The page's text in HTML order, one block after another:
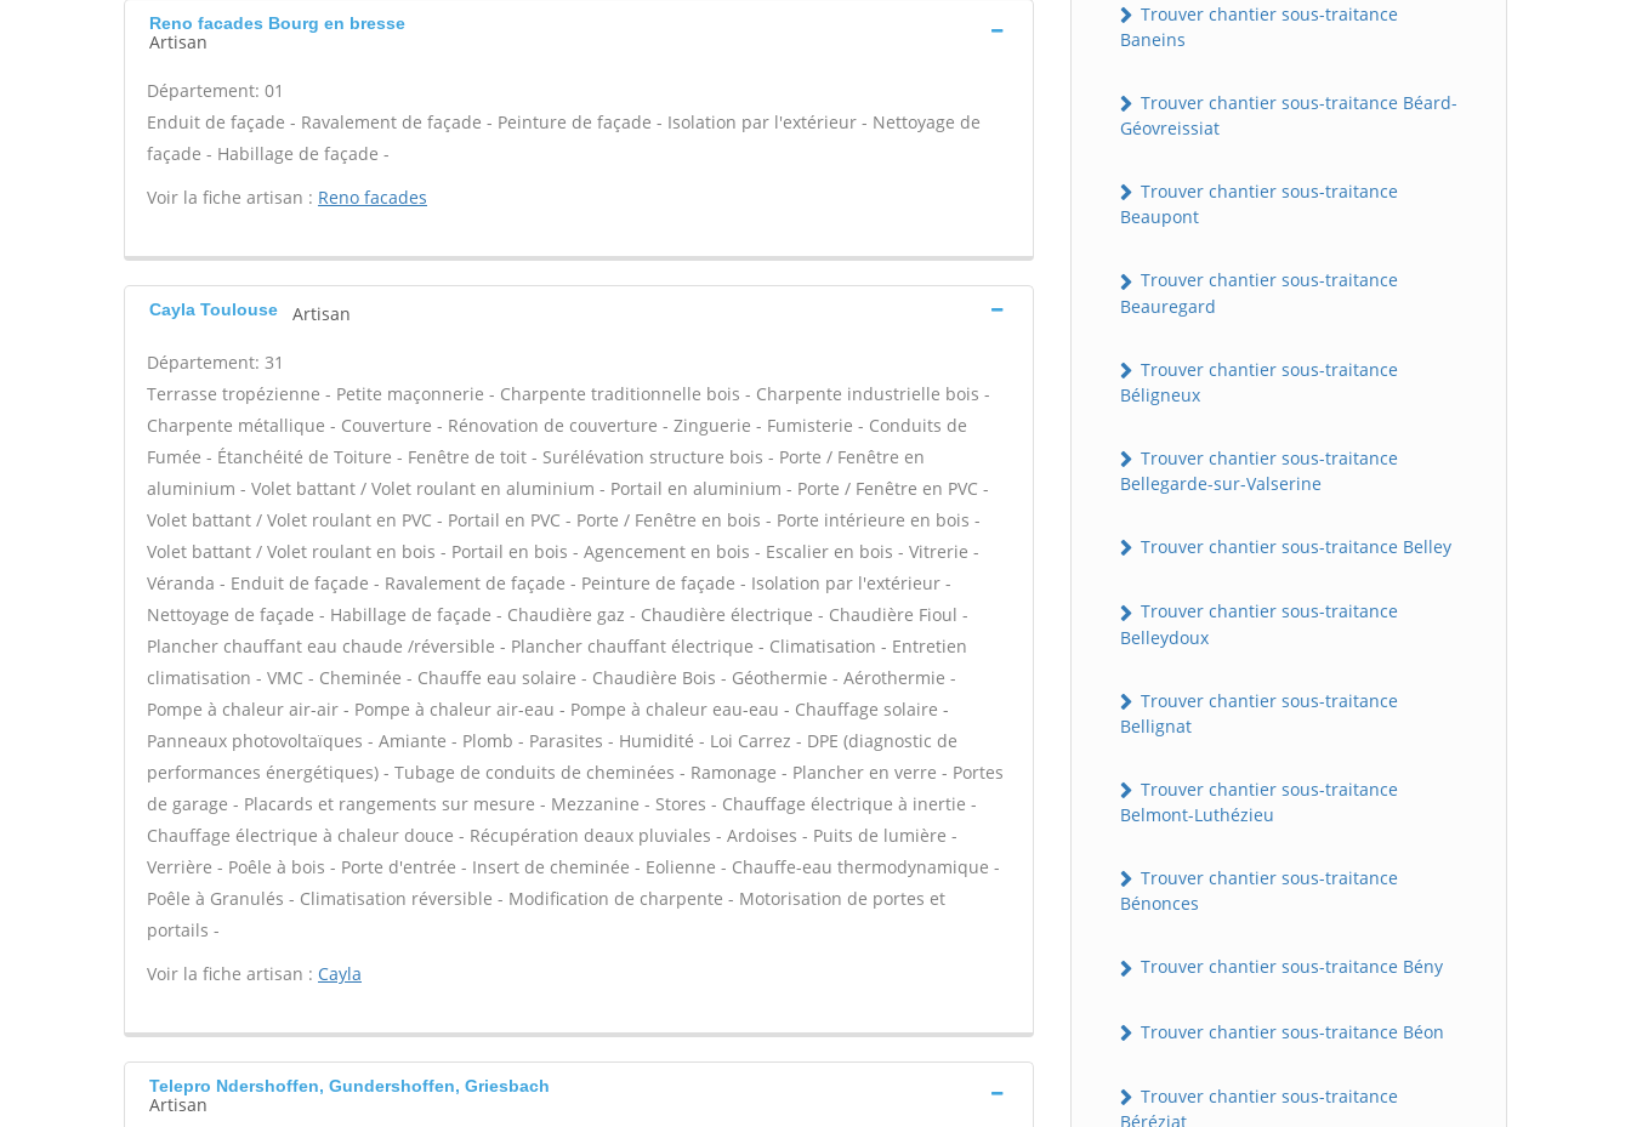
Reno facades Bourg en bresse
Artisan
Département: 01
Enduit de façade - Ravalement de façade - Peinture de façade - Isolation par l'extérieur - Nettoyage de
façade - Habillage de façade -
Voir la fiche artisan : Reno facades
Cayla Toulouse Artisan
Département: 31
Terrasse tropézienne - Petite maçonnerie - Charpente traditionnelle bois - Charpente industrielle bois -
Charpente métallique - Couverture - Rénovation de couverture - Zinguerie - Fumisterie - Conduits de
Fumée - Étanchéité de Toiture - Fenêtre de toit - Surélévation structure bois - Porte / Fenêtre en
aluminium - Volet battant / Volet roulant en aluminium - Portail en aluminium - Porte / Fenêtre en PVC -
Volet battant / Volet roulant en PVC - Portail en PVC - Porte / Fenêtre en bois - Porte intérieure en bois -
Volet battant / Volet roulant en bois - Portail en bois - Agencement en bois - Escalier en bois - Vitrerie -
Véranda - Enduit de façade - Ravalement de façade - Peinture de façade - Isolation par l'extérieur -
Nettoyage de façade - Habillage de façade - Chaudière gaz - Chaudière électrique - Chaudière Fioul -
Plancher chauffant eau chaude /réversible - Plancher chauffant électrique - Climatisation - Entretien
climatisation - VMC - Cheminée - Chauffe eau solaire - Chaudière Bois - Géothermie - Aérothermie -
Pompe à chaleur air-air - Pompe à chaleur air-eau - Pompe à chaleur eau-eau - Chauffage solaire -
Panneaux photovoltaïques - Amiante - Plomb - Parasites - Humidité - Loi Carrez - DPE (diagnostic de
performances énergétiques) - Tubage de conduits de cheminées - Ramonage - Plancher en verre - Portes
de garage - Placards et rangements sur mesure - Mezzanine - Stores - Chauffage électrique à inertie -
Chauffage électrique à chaleur douce - Récupération deaux pluviales - Ardoises - Puits de lumière -
Verrière - Poêle à bois - Porte d'entrée - Insert de cheminée - Eolienne - Chauffe-eau thermodynamique -
Poêle à Granulés - Climatisation réversible - Modification de charpente - Motorisation de portes et
portails -
Voir la fiche artisan : Cayla
Telepro Ndershoffen, Gundershoffen, Griesbach
Artisan
Trouver chantier sous-traitance
Baneins
Trouver chantier sous-traitance Béard-
Géovreissiat
Trouver chantier sous-traitance
Beaupont
Trouver chantier sous-traitance
Beauregard
Trouver chantier sous-traitance
Béligneux
Trouver chantier sous-traitance
Bellegarde-sur-Valserine
Trouver chantier sous-traitance Belley
Trouver chantier sous-traitance
Belleydoux
Trouver chantier sous-traitance
Bellignat
Trouver chantier sous-traitance
Belmont-Luthézieu
Trouver chantier sous-traitance
Bénonces
Trouver chantier sous-traitance Bény
Trouver chantier sous-traitance Béon
Trouver chantier sous-traitance
Béréziat